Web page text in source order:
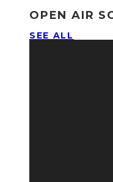
OPEN AIR
SEE ALL